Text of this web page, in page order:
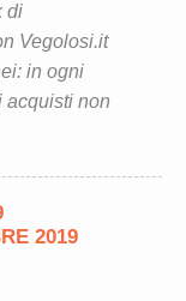
di
Vegolosi.it
in ogni
acquisti non
2019